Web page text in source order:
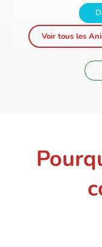
Voir tous les